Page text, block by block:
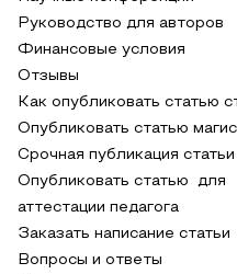
Руководство для авторов
Финансовые условия
Отзывы
Как опубликовать статью
Опубликовать статью
Срочная публикация статьи
Опубликовать статью для
аттестации педагога
Заказать написание статьи
Вопросы и ответы